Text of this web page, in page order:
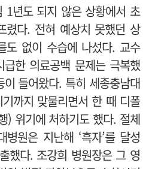
1년도 되지 않은 상황에서 초
렸다. 전혀 예상치 못했던 상
도 없이 수습에 나섰다. 교수
한 의료공백 문제는 극복했
들어왔다. 특히 세종충남대
까지 맞물리면서 한 때 디폴
) 위기에 처하기도 했다. 절체
원은 지난해 ‘흑자’를 달성
했다. 조강희 병원장은 그 영